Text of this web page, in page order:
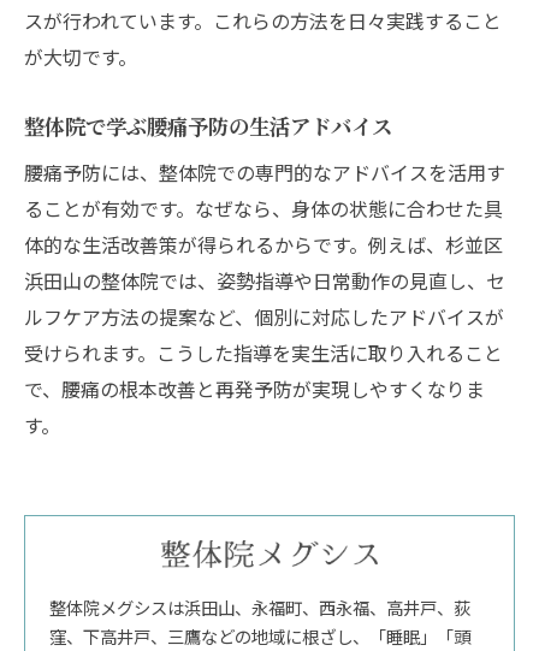
スが行われています。これらの方法を日々実践すること
が大切です。
整体院で学ぶ腰痛予防の生活アドバイス
腰痛予防には、整体院での専門的なアドバイスを活用す
ることが有効です。なぜなら、身体の状態に合わせた具
体的な生活改善策が得られるからです。例えば、杉並区
浜田山の整体院では、姿勢指導や日常動作の見直し、セ
ルフケア方法の提案など、個別に対応したアドバイスが
受けられます。こうした指導を実生活に取り入れること
で、腰痛の根本改善と再発予防が実現しやすくなりま
す。
整体院メグシスは浜田山、永福町、西永福、高井戸、荻
窪、下高井戸、三鷹などの地域に根ざし、「睡眠」「頭